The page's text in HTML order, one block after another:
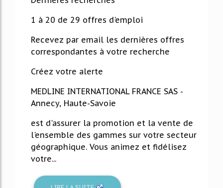
1 à 20 de 29 offres d'emploi
Recevez par email les dernières offres
correspondantes à votre recherche
Créez votre alerte
MEDLINE INTERNATIONAL FRANCE SAS -
Annecy, Haute-Savoie
est d'assurer la promotion et la vente de
l'ensemble des gammes sur votre secteur
géographique. Vous animez et fidélisez
votre...